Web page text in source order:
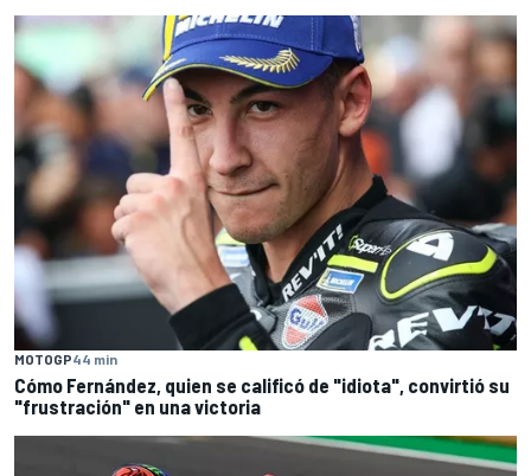
MOTOGP44 min
Cómo Fernández, quien se calificó de "idiota", convirtió su
"frustración" en una victoria